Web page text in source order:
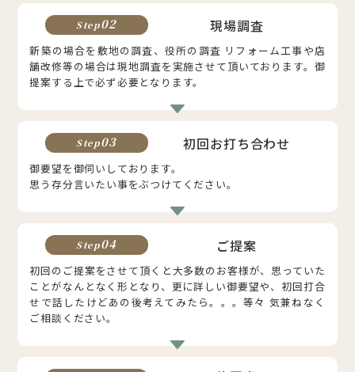
Step02 現場調査
新築の場合を敷地の調査、役所の調査 リフォーム工事や店
舗改修等の場合は現地調査を実施させて頂いております。御
提案する上で必ず必要となります。
Step03 初回お打ち合わせ
御要望を御伺いしております。
思う存分言いたい事をぶつけてください。
Step04 ご提案
初回のご提案をさせて頂くと大多数のお客様が、思っていた
ことがなんとなく形となり、更に詳しい御要望や、初回打合
せで話したけどあの後考えてみたら。。。等々 気兼ねなく
ご相談ください。